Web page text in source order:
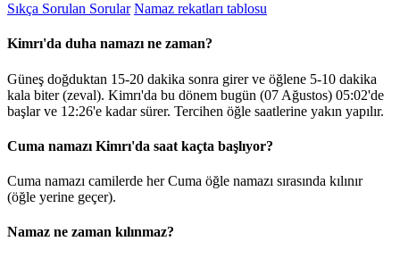
Sıkça Sorulan Sorular Namaz rekatları tablosu
Kimrı'da duha namazı ne zaman?
Güneş doğduktan 15-20 dakika sonra girer ve öğlene 5-10 dakika
kala biter (zeval). Kimrı'da bu dönem bugün (07 Ağustos) 05:02'de
başlar ve 12:26'e kadar sürer. Tercihen öğle saatlerine yakın yapılır.
Cuma namazı Kimrı'da saat kaçta başlıyor?
Cuma namazı camilerde her Cuma öğle namazı sırasında kılınır
(öğle yerine geçer).
Namaz ne zaman kılınmaz?